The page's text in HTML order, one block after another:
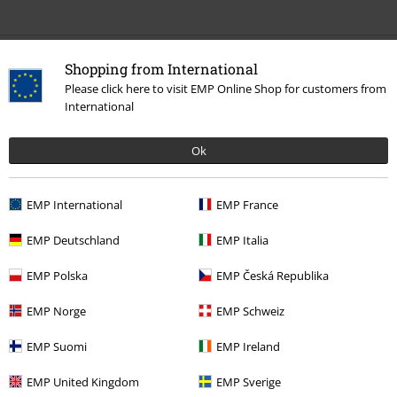
Shopping from International
Please click here to visit EMP Online Shop for customers from
International
Ok
EMP International EMP France
EMP Deutschland EMP Italia
EMP Polska EMP Česká Republika
EMP Norge EMP Schweiz
EMP Suomi EMP Ireland
EMP United Kingdom EMP Sverige
18. The Big Snit - The Afterlife
Silver Princess - The Afterlife
20.
A Life in Review - The Afterlife
Metamorphosis - The Afterlife
22. Stained Hearts - The Afterlife
23. Let Go - The Afterlife
24.
We Don't Deserve Dogs - The Afterlife
Altre Categorie. Altre Scelte.
Offerte % Media CDs
Band Merch Album CD
Band Merch Genere
Newsletter
Altro